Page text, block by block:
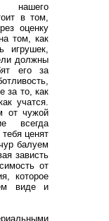
в том,
оценку
том, как
игрушек,
должны
его за
за то, как
учатся.
от чужой
всегда
ценят
балуем
зависть
от
которое
виде и